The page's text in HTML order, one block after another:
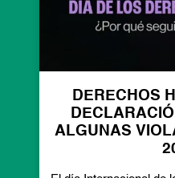
DERECHOS
ALGUNAS